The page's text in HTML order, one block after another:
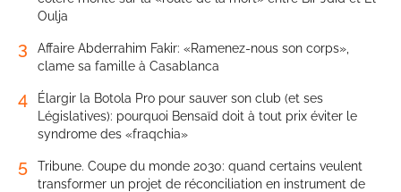
Oulja
3
Affaire Abderrahim Fakir: «Ramenez-nous son corps»,
clame sa famille à Casablanca
4
Élargir la Botola Pro pour sauver son club (et ses
Législatives): pourquoi Bensaïd doit à tout prix éviter le
syndrome des «fraqchia»
5
Tribune. Coupe du monde 2030: quand certains veulent
transformer un projet de réconciliation en instrument de